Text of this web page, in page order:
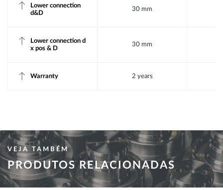
Lower connection
d&D
30 mm
Lower connection d
x pos & D
30 mm
Warranty 2 years
VEJA TAMBÉM
PRODUTOS RELACIONADAS